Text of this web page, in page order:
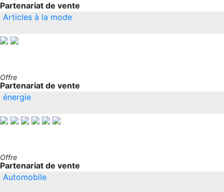
Partenariat de vente
Articles à la mode
Offre
Partenariat de vente
énergie
Offre
Partenariat de vente
Automobile